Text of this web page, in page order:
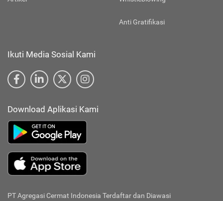
Anti Gratifikasi
Ikuti Media Sosial Kami
Download Aplikasi Kami
PT Agregasi Cermat Indonesia Terdaftar dan Diawasi